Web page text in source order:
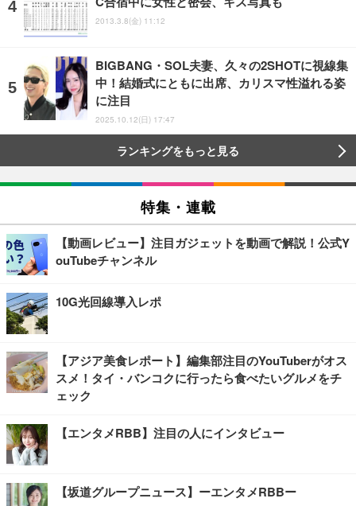
2013.3.8(金) 11:12
BIGBANG・SOL夫妻、久々の2SHOTに視線集
中！結婚式にともに出席、カリスマ性溢れる姿
に注目
2025.10.12(日) 17:47
ランキングをもっと見る
特集・連載
【動画レビュー】注目ガジェットを動画で解説！公式Y
ouTubeチャンネル
10G光回線導入レポ
【アジア美食レポート】編集部注目のYouTuberがオス
スメ！タイ・バンコクに行ったら食べたいグルメをチ
ェック
【エンタメRBB】注目の人にインタビュー
【坂道グループニュース】ーエンタメRBBー